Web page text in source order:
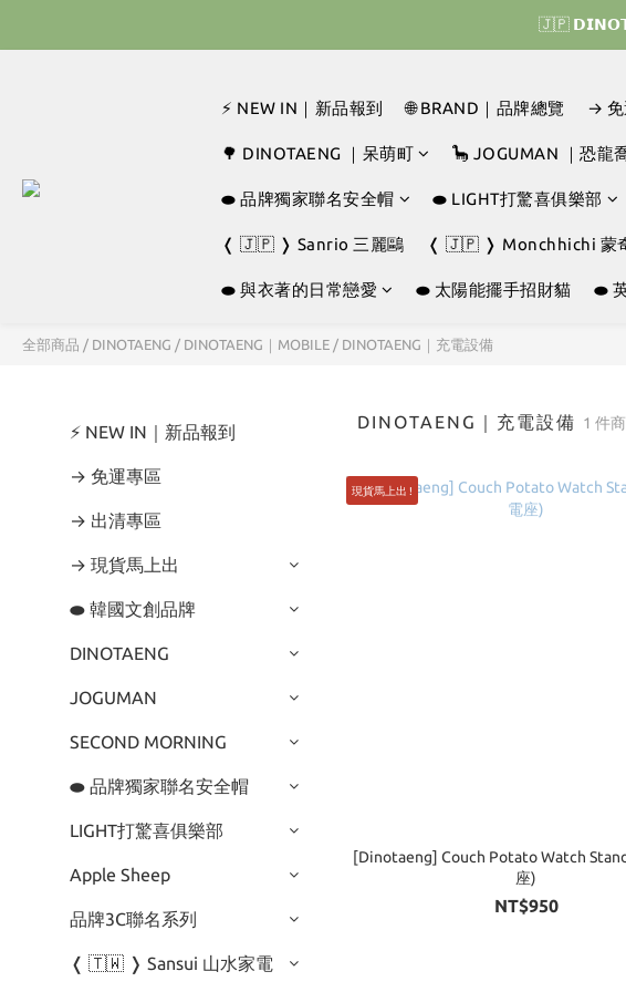
🇰🇷 𝗗𝗜𝗡𝗢𝗧𝗔𝗘𝗡𝗚 𝗛𝗢𝗠𝗘
🇯🇵
⚡ NEW IN｜新品報到 🌐 BRAND｜品牌總覽 → 免
🌳 DINOTAENG ｜呆萌町 🦕 JOGUMAN ｜恐龍
⬬ 品牌獨家聯名安全帽 ⬬ LIGHT打驚喜俱樂部
❬ 🇯🇵 ❭ Sanrio 三麗鷗 ❬ 🇯🇵 ❭ Monchhichi 蒙
⬬ 與衣著的日常戀愛 ⬬ 太陽能擺手招財貓 ⬬
全部商品 / DINOTAENG / DINOTAENG｜MOBILE / DINOTAENG｜充電設備
⚡ NEW IN｜新品報到
→ 免運專區
→ 出清專區
→ 現貨馬上出
⬬ 韓國文創品牌
DINOTAENG
JOGUMAN
SECOND MORNING
⬬ 品牌獨家聯名安全帽
LIGHT打驚喜俱樂部
Apple Sheep
品牌3C聯名系列
❬ 🇹🇼 ❭ Sansui 山水家電
DINOTAENG｜充電設備 1 件
現貨馬上出 !
[Dinotaeng] Couch Potato Watch
座)
NT$950